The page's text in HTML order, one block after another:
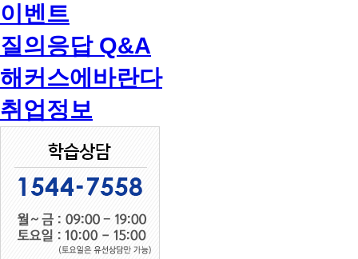
이벤트
질의응답 Q&A
해커스에바란다
취업정보